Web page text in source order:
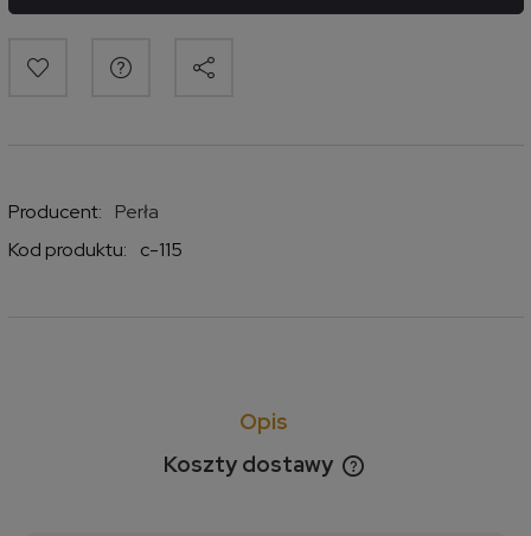
Producent:
Perła
Kod produktu:
c-115
Opis
Koszty dostawy
Cena nie zawiera ewentualnych kosztów płatności